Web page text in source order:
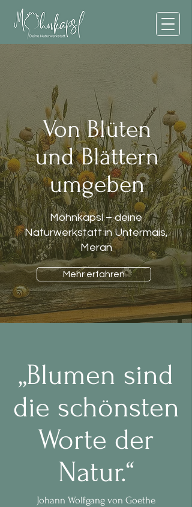
Von Blüten
und Blättern
umgeben
Mohnkapsl – deine
Naturwerkstatt in Untermais,
Meran
Mehr erfahren
„Blumen sind
die schönsten
Worte der
Natur.“
Johann Wolfgang von Goethe